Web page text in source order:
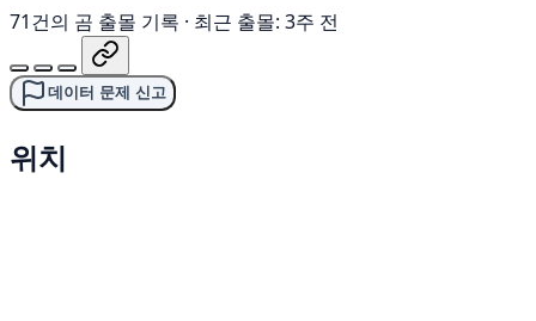
71건의 곰 출몰 기록 · 최근 출몰: 3주 전
데이터 문제 신고
위치